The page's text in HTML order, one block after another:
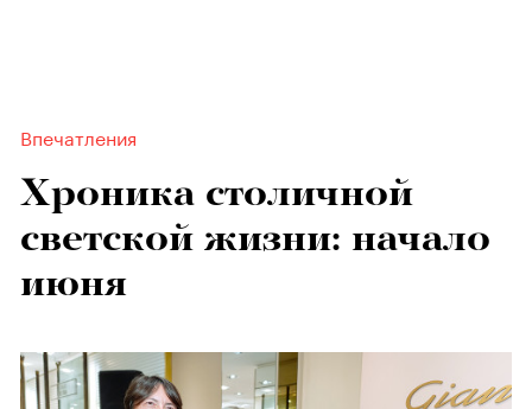
Впечатления
Хроника столичной
светской жизни: начало
июня